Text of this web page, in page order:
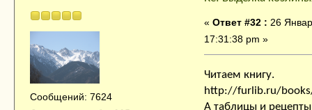
Сообщений: 7624
« Ответ #32 : 26
17:31:38 pm »
Читаем книгу.
http://furlib.ru/
А таблицы и рецепты